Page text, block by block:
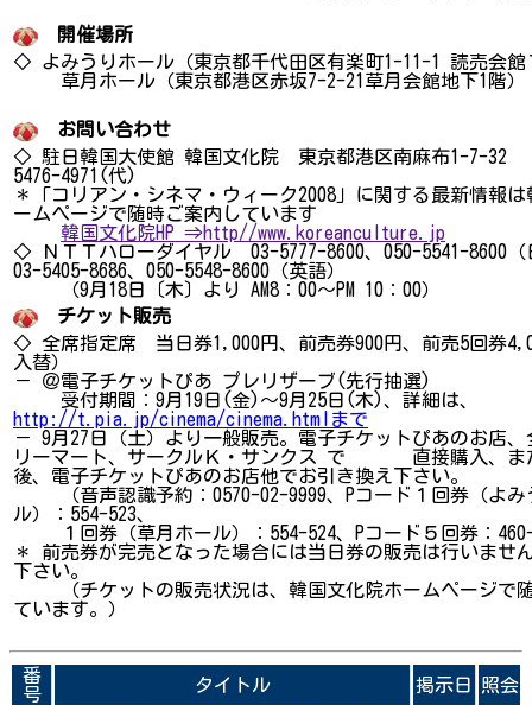
開催場所
◇ よみうりホール（東京都千代田区有楽町1-11-1 読売会館
草月ホール（東京都港区赤坂7-2-21草月会館地下1階）
お問い合わせ
◇ 駐日韓国大使館 韓国文化院 東京都港区南麻布1-7-32
5476-4971(代)
＊「コリアン・シネマ・ウィーク2008」に関する最新情報
ームページで随時ご案内しています
韓国文化院HP ⇒http//www.koreanculture.jp
◇ ＮＴＴハローダイヤル 03-5777-8600、050-5541-8600（
03-5405-8686、050-5548-8600（英語）
（9月18日〔木〕より AM8：00～PM 10：00）
チケット販売
◇ 全席指定席 当日券1,000円、前売券900円、前売5回券
入替）
－ ＠電子チケットぴあ プレリザーブ(先行抽選)
受付期間：9月19日(金)～9月25日(木)、詳細は、
http://t.pia.jp/cinema/cinema.htmlまで
－ 9月27日（土）より一般販売。電子チケットぴあのお店、
リーマート、サークルＫ・サンクス で 直接購入、ま
後、電子チケットぴあのお店他でお引き換え下さい。
（音声認識予約：0570-02-9999、Pコード１回券（よみ
ル）：554-523、
１回券（草月ホール）：554-524、Pコード５回券：
＊ 前売券が完売となった場合には当日券の販売は行いませ
下さい。
（チケットの販売状況は、韓国文化院ホームページで
ています。）
番
号
タイトル 掲示日 照会